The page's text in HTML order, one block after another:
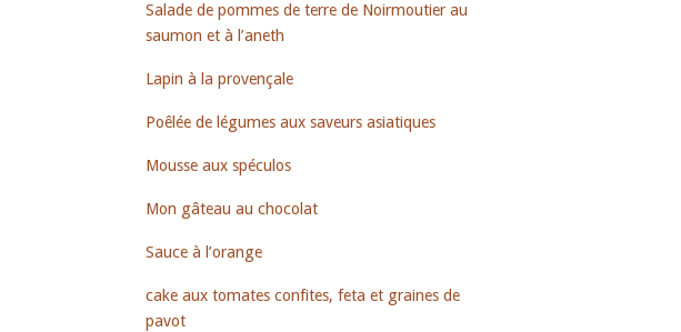
Salade de pommes de terre de Noirmoutier au
saumon et à l’aneth
Lapin à la provençale
Poêlée de légumes aux saveurs asiatiques
Mousse aux spéculos
Mon gâteau au chocolat
Sauce à l’orange
cake aux tomates confites, feta et graines de
pavot